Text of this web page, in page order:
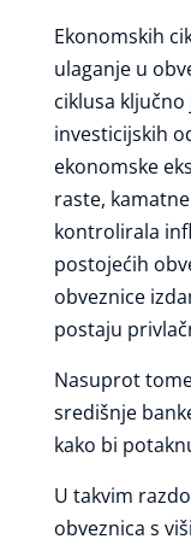
Ekonomskih
ulaganje u
ciklusa
investicijskih
ekonomske
raste,
kontrolirala
postojećih
obveznice
postaju
Nasuprot
središnje
kako bi
U takvim
obveznica s